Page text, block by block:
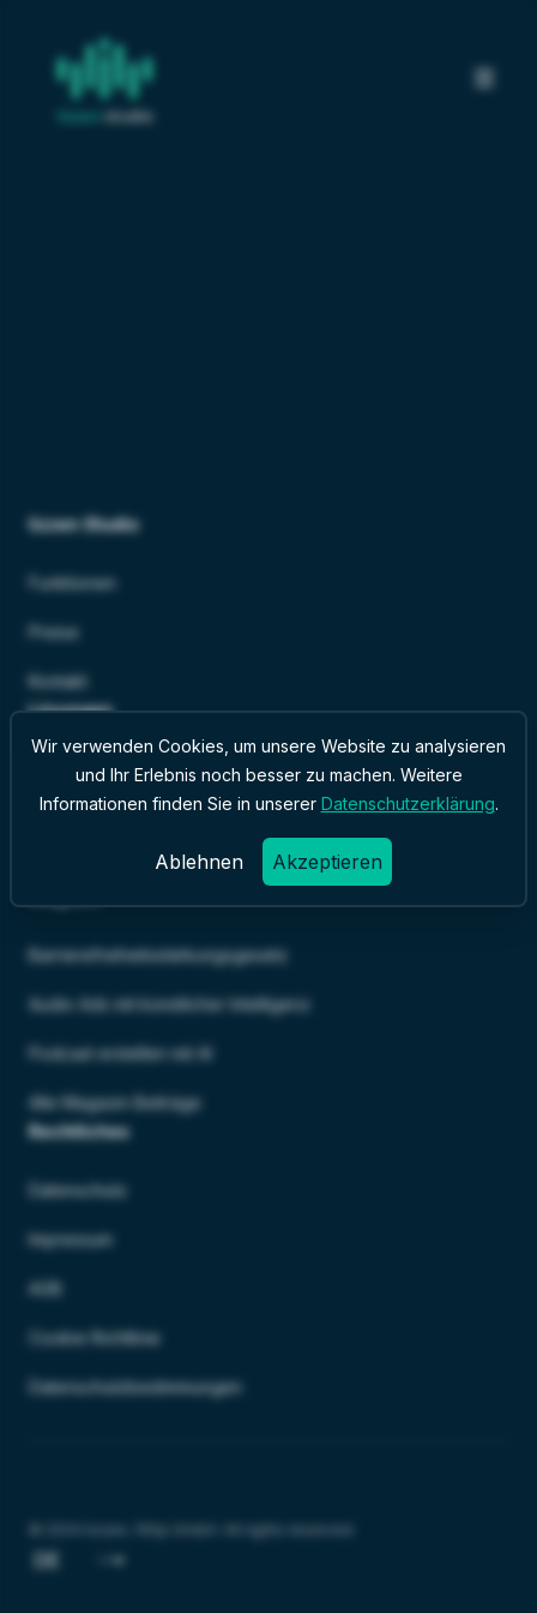
Wir verwenden Cookies, um unsere Website zu analysieren
und Ihr Erlebnis noch besser zu machen. Weitere
Informationen finden Sie in unserer Datenschutzerklärung.
Ablehnen Akzeptieren
lizzen Studio
Funktionen
Preise
Kontakt
Lösungen
Audioguide
Barrierefreiheitsstärkungsgesetz
Audio Ads mit künstlicher Intelligenz
Podcast erstellen mit AI
Alle Magazin Beiträge
Rechtliches
Datenschutz
Impressum
AGB
Cookie Richtlinie
Datenschutzbestimmungen
© 2024 lizzen, 190p GmbH. All rights reserved.